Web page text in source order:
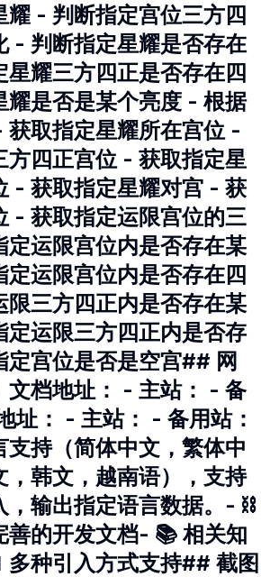
耀 - 判断指定宫位三方四
- 判断指定星耀是否存在
星耀三方四正是否存在四
耀是否是某个亮度 - 根据
获取指定星耀所在宫位 -
方四正宫位 - 获取指定星
- 获取指定星耀对宫 - 获
- 获取指定运限宫位的三
运限宫位内是否存在某
运限宫位内是否存在四
三方四正内是否存在某
运限三方四正内是否存
宫位是否是空宫## 网
文档地址： - 主站： - 备
址： - 主站： - 备用站：
持（简体中文，繁体中
，韩文，越南语），支持
，输出指定语言数据。- ⛓️
善的开发文档- 📚 相关知
种引入方式支持## 截图